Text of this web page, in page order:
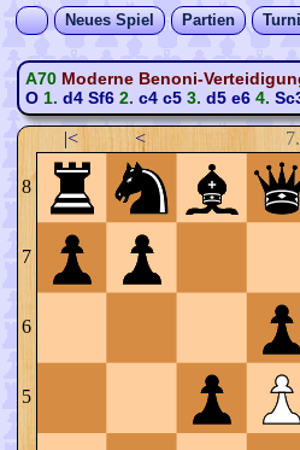
Neues Spiel Partien
A70 Moderne Benoni-
O1. d4 Sf62. c4 c53. d5 e64.
|< <
8
7
6
5